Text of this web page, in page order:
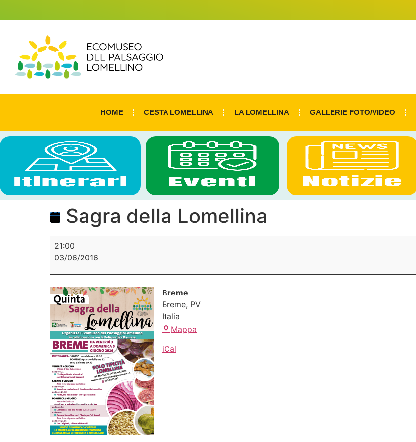
HOME CESTA LOMELLINA LA LOMELLINA GALLERIE FOTO/VIDEO
Sagra della Lomellina
21:00
03/06/2016
Breme
Breme, PV
Italia
Mappa
iCal